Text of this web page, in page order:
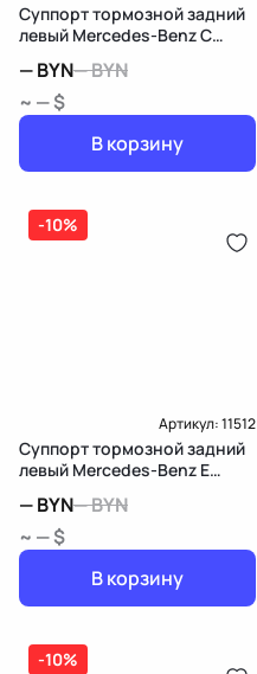
Суппорт тормозной задний
левый Mercedes-Benz C
—BYN—BYN
~ — $
В корзину
-10%
Артикул:11512
Суппорт тормозной задний
левый Mercedes-Benz E
—BYN—BYN
~ — $
В корзину
-10%